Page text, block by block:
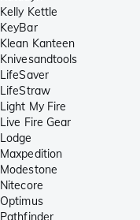
Kelly Kettle
KeyBar
Klean Kanteen
Knivesandtools
LifeSaver
LifeStraw
Light My Fire
Live Fire Gear
Lodge
Maxpedition
Modestone
Nitecore
Optimus
Pathfinder